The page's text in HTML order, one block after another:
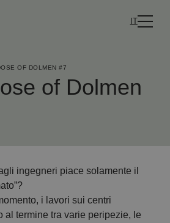
IT
OF DOLMEN #7
of Dolmen
ingegneri piace solamente il
i lavori sui centri
al termine tra varie peripezie, le